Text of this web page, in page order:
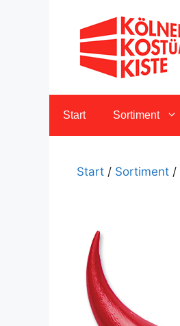
Start Sortiment
Start / Sortiment /